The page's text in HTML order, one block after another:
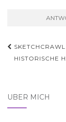
HISTORISCHE
ÜBER MICH